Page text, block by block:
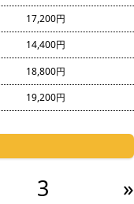
17,200円
14,400円
18,800円
19,200円
3 »